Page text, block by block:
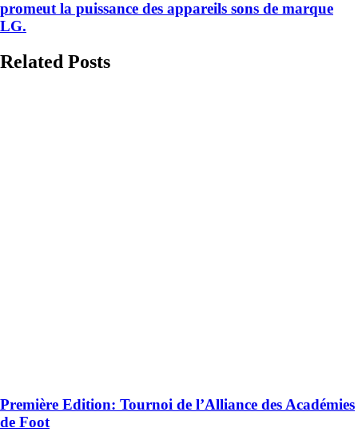
promeut la puissance des appareils sons de marque
LG.
Related Posts
Première Edition: Tournoi de l’Alliance des Académies
de Foot